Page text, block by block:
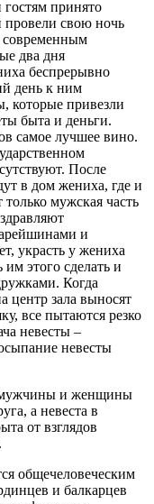
принято
провели свою ночь
современным
два дня
беспрерывно
день к ним
которые привезли
быта и деньги.
самое лучшее вино.
После
в дом жениха, где и
только мужская часть
и
украсть у жениха
этого сделать и
Когда
центр зала выносят
все пытаются резко
невесты –
невесты
мужчины и женщины
а невеста в
от взглядов
общечеловеческим
и балкарцев